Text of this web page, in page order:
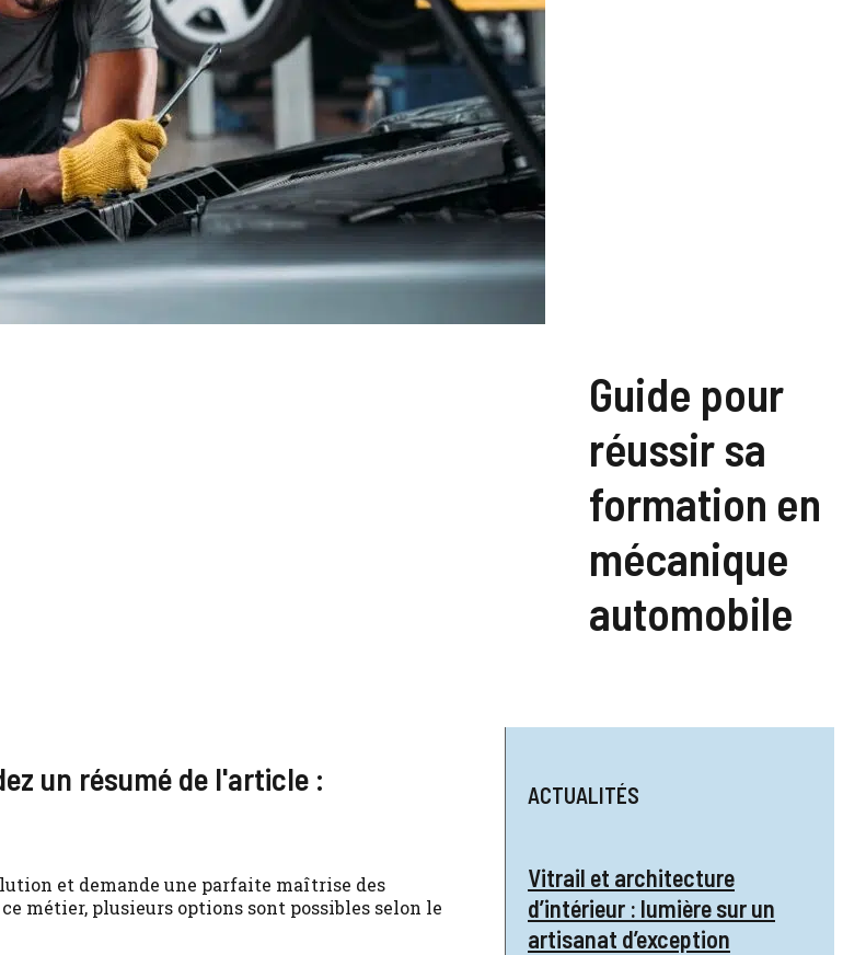
Guide pour
réussir sa
formation en
mécanique
automobile
un résumé de l'article :
et demande une parfaite maîtrise des
métier, plusieurs options sont possibles selon le
ACTUALITÉS
Vitrail et architecture
d’intérieur : lumière sur un
artisanat d’exception